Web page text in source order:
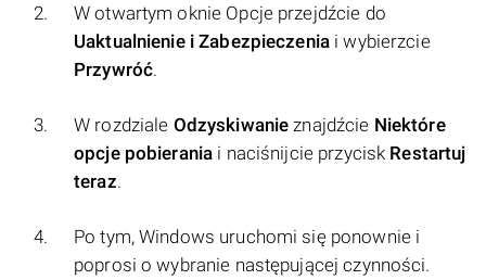
W otwartym oknie Opcje przejdźcie do
Uaktualnienie i Zabezpieczenia i wybierzcie
Przywróć.
W rozdziale Odzyskiwanie znajdźcie Niektóre
opcje pobierania i naciśnijcie przycisk Restartuj
teraz.
Po tym, Windows uruchomi się ponownie i
poprosi o wybranie następującej czynności.